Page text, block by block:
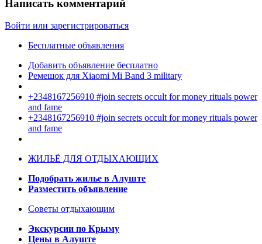
Написать комментарий
Войти или зарегистрироваться
Бесплатные объявления
Добавить объявление бесплатно
Ремешок для Xiaomi Mi Band 3 military
+2348167256910 #join secrets occult for money rituals power
and fame
+2348167256910 #join secrets occult for money rituals power
and fame
ЖИЛЬЁ ДЛЯ ОТДЫХАЮЩИХ
Подобрать жилье в Алуште
Разместить объявление
Советы отдыхающим
Экскурсии по Крыму
Цены в Алуште